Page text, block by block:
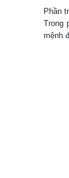
Phần
Trong
mệnh